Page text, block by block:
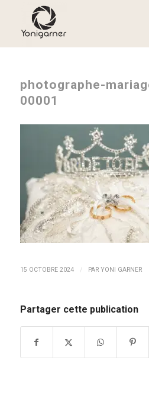
photographe-
00001
15 OCTOBRE 2024 / PAR YONI GARNER
Partager cette publication